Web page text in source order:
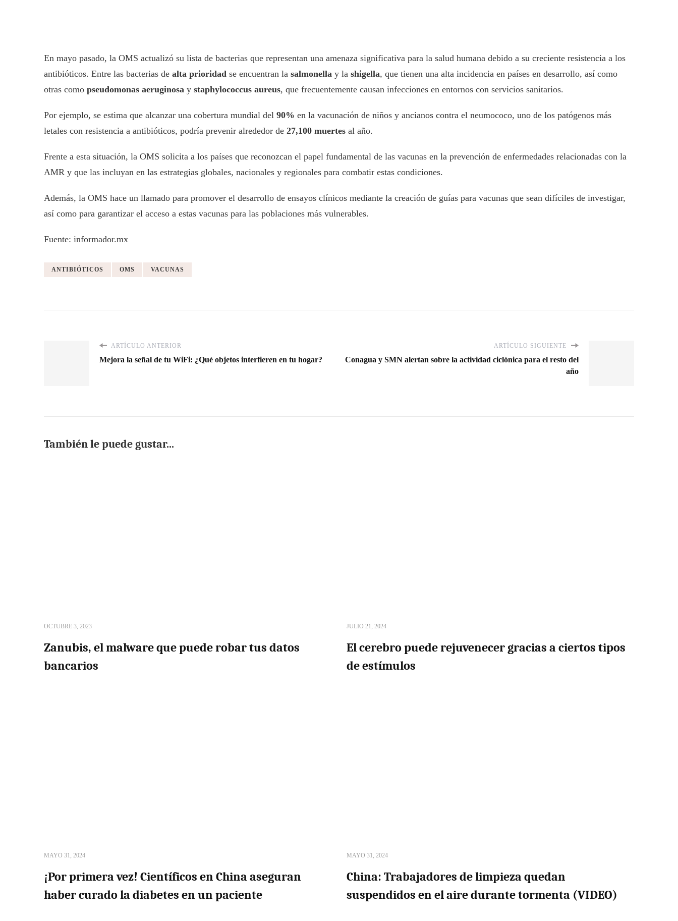
En mayo pasado, la OMS actualizó su lista de bacterias que representan una amenaza significativa para la salud humana debido a su creciente resistencia a los
antibióticos. Entre las bacterias de alta prioridad se encuentran la salmonella y la shigella, que tienen una alta incidencia en países en desarrollo, así como
otras como pseudomonas aeruginosa y staphylococcus aureus, que frecuentemente causan infecciones en entornos con servicios sanitarios.
Por ejemplo, se estima que alcanzar una cobertura mundial del 90% en la vacunación de niños y ancianos contra el neumococo, uno de los patógenos más
letales con resistencia a antibióticos, podría prevenir alrededor de 27,100 muertes al año.
Frente a esta situación, la OMS solicita a los países que reconozcan el papel fundamental de las vacunas en la prevención de enfermedades relacionadas con la
AMR y que las incluyan en las estrategias globales, nacionales y regionales para combatir estas condiciones.
Además, la OMS hace un llamado para promover el desarrollo de ensayos clínicos mediante la creación de guías para vacunas que sean difíciles de investigar,
así como para garantizar el acceso a estas vacunas para las poblaciones más vulnerables.
Fuente: informador.mx
ANTIBIÓTICOS OMS VACUNAS
ARTÍCULO ANTERIOR
Mejora la señal de tu WiFi: ¿Qué objetos interfieren en tu hogar?
ARTÍCULO SIGUIENTE
Conagua y SMN alertan sobre la actividad ciclónica para el resto del
año
También le puede gustar...
OCTUBRE 3, 2023
Zanubis, el malware que puede robar tus datos
bancarios
JULIO 21, 2024
El cerebro puede rejuvenecer gracias a ciertos tipos
de estímulos
MAYO 31, 2024
¡Por primera vez! Científicos en China aseguran
haber curado la diabetes en un paciente
MAYO 31, 2024
China: Trabajadores de limpieza quedan
suspendidos en el aire durante tormenta (VIDEO)